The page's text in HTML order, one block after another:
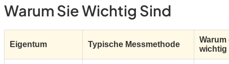
Warum Sie Wichtig Sind
Eigentum Typische Messmethode
Warum
wichtig